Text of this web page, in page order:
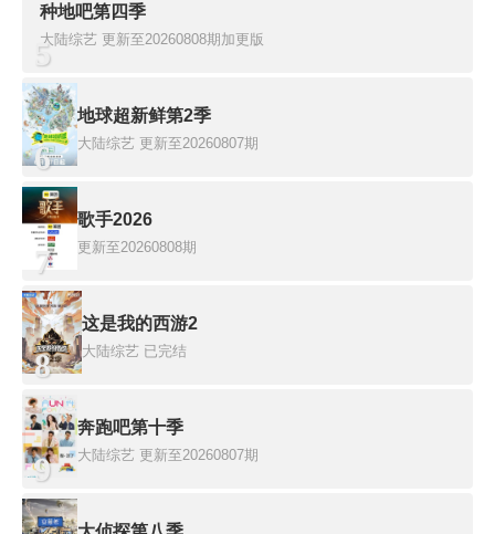
5
种地吧第四季
大陆综艺 更新至20260808期加更版
6
地球超新鲜第2季
大陆综艺 更新至20260807期
7
歌手2026
更新至20260808期
8
这是我的西游2
大陆综艺 已完结
9
奔跑吧第十季
大陆综艺 更新至20260807期